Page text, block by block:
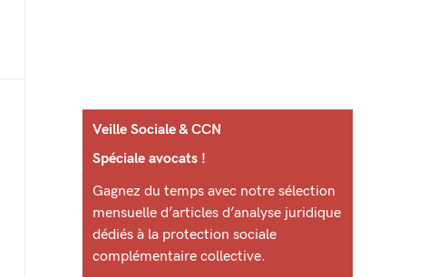
Veille Sociale & CCN
Spéciale avocats !
Gagnez du temps avec notre sélection
mensuelle d’articles d’analyse juridique
dédiés à la protection sociale
complémentaire collective.